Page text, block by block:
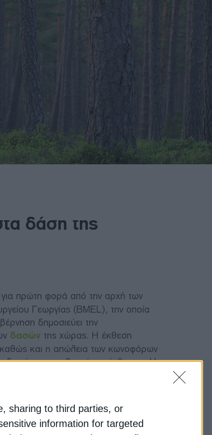
sharing to third parties, or
information for targeted
δάση της
για πρώτη φορά από την αρχή των
Γεωργίας (BMEL), την οποία
δημοσιεύει την
δασών της χώρας. Η έκθεση
καθώς και η απώλεια των κωνοφόρων
δασών να αποθηκεύουν άνθρακα. Η
ξεπεράσει την αύξηση,
δήλωσε στο Spektrum ότι
τα δεδομένα προήλθαν από το